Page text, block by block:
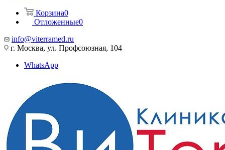
Корзина0
Отложенные0
info@viterramed.ru
г. Москва, ул. Профсоюзная, 104
WhatsApp